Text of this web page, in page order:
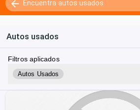
Autos usados
Filtros aplicados
Autos Usados